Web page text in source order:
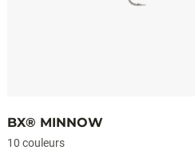
BX® MINNOW
10 couleurs